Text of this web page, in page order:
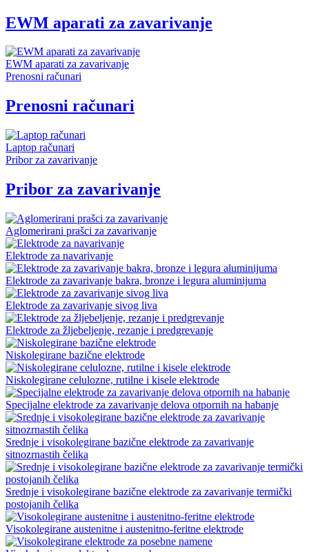
EWM aparati za zavarivanje
EWM aparati za zavarivanje
Prenosni računari
Prenosni računari
Laptop računari
Pribor za zavarivanje
Pribor za zavarivanje
Aglomerirani prašci za zavarivanje
Elektrode za navarivanje
Elektrode za zavarivanje bakra, bronze i legura aluminijuma
Elektrode za zavarivanje sivog liva
Elektrode za žljebeljenje, rezanje i predgrevanje
Niskolegirane bazične elektrode
Niskolegirane celulozne, rutilne i kisele elektrode
Specijalne elektrode za zavarivanje delova otpornih na habanje
Srednje i visokolegirane bazične elektrode za zavarivanje
sitnozrnastih čelika
Srednje i visokolegirane bazične elektrode za zavarivanje termički
postojanih čelika
Visokolegirane austenitne i austenitno-feritne elektrode